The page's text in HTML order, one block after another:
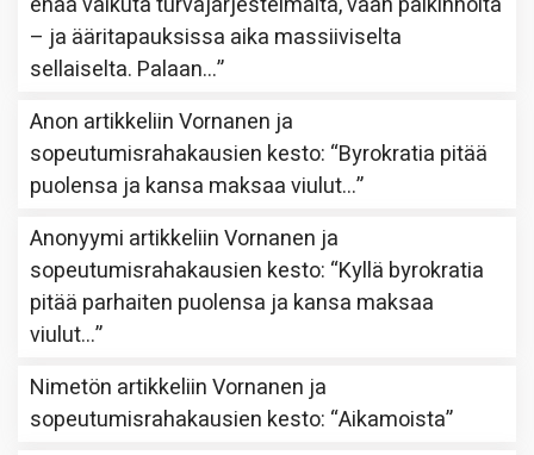
– ja ääritapauksissa aika massiiviselta
sellaiselta. Palaan…”
Anon artikkeliinVornanen ja
sopeutumisrahakausien kesto: “Byrokratia pitää
puolensa ja kansa maksaa viulut…”
Anonyymi artikkeliinVornanen ja
sopeutumisrahakausien kesto: “Kyllä byrokratia
pitää parhaiten puolensa ja kansa maksaa
viulut…”
Nimetön artikkeliinVornanen ja
sopeutumisrahakausien kesto: “Aikamoista”